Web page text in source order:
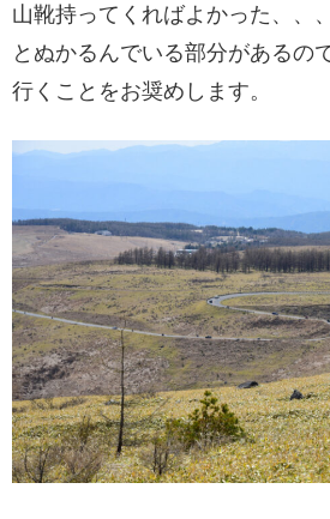
山靴持ってくればよかった、
とぬかるんでいる部分があるの
行くことをお奨めします。